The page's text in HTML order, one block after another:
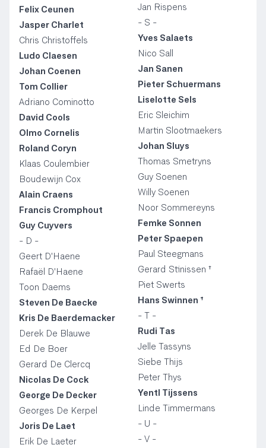
Felix Ceunen
Jasper Charlet
Chris Christoffels
Ludo Claesen
Johan Coenen
Tom Collier
Adriano Cominotto
David Cools
Olmo Cornelis
Roland Coryn
Klaas Coulembier
Boudewijn Cox
Alain Craens
Francis Cromphout
Guy Cuyvers
- D -
Geert D'Haene
Rafaël D'Haene
Toon Daems
Steven De Baecke
Kris De Baerdemacker
Derek De Blauwe
Ed De Boer
Gerard De Clercq
Nicolas De Cock
George De Decker
Georges De Kerpel
Joris De Laet
Erik De Laeter
Jan Rispens
- S -
Yves Salaets
Nico Sall
Jan Sanen
Pieter Schuermans
Liselotte Sels
Eric Sleichim
Martin Slootmaekers
Johan Sluys
Thomas Smetryns
Guy Soenen
Willy Soenen
Noor Sommereyns
Femke Sonnen
Peter Spaepen
Paul Steegmans
Gerard Stinissen †
Piet Swerts
Hans Swinnen †
- T -
Rudi Tas
Jelle Tassyns
Siebe Thijs
Peter Thys
Yentl Tijssens
Linde Timmermans
- U -
- V -